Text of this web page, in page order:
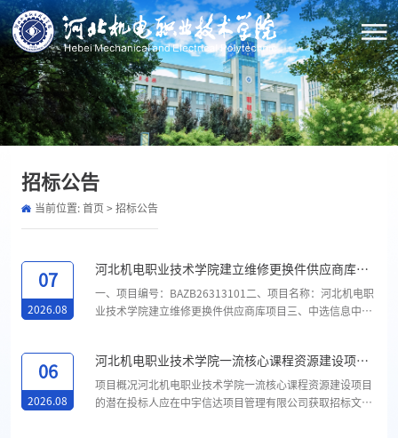
招标公告
当前位置: 首页 > 招标公告
07
2026.08
河北机电职业技术学院建立维修更换件供应商库项
目中选结果公告
一、项目编号：BAZB26313101二、项目名称：河北机电职
业技术学院建立维修更换件供应商库项目三、中选信息中选
米路西8号门市自合同签订之日起一年符合国家标准及行业
相关规定要求第二中选人桥东区亚洁五金产品门市河北省邢
台市桥东区中兴东大街亿德隆西区德喜街115号二层自合同
06
2026.08
河北机电职业技术学院一流核心课程资源建设项目
招标公告
项目概况河北机电职业技术学院一流核心课程资源建设项目
的潜在投标人应在中宇信达项目管理有限公司获取招标文